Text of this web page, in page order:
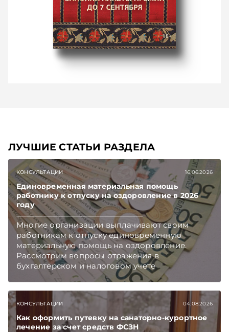
ЛУЧШИЕ СТАТЬИ РАЗДЕЛА
КОНСУЛЬТАЦИИ 16.06.2026
Единовременная материальная помощь
работнику к отпуску на оздоровление в 2026
году
Многие организации выплачивают своим
работникам к отпуску единовременную
материальную помощь на оздоровление.
Рассмотрим вопросы отражения в
бухгалтерском и налоговом учете
хозяйственных операций по начислению и
Подписывайтесь на Telegram‑канал и Viber.
Главное об экономике Беларуси — раньше,
чем в новостях TelegramViber
КОНСУЛЬТАЦИИ 04.08.2026
Как оформить путевку на санаторно-курортное
лечение за счет средств ФСЗН